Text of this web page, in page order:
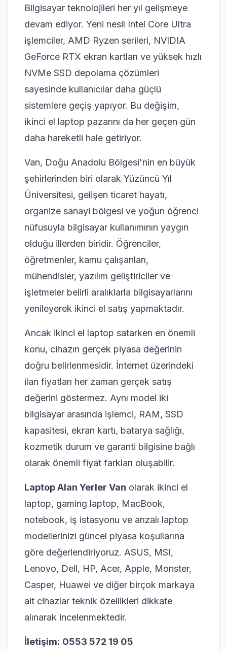
Bilgisayar teknolojileri her yıl gelişmeye
devam ediyor. Yeni nesil Intel Core Ultra
işlemciler, AMD Ryzen serileri, NVIDIA
GeForce RTX ekran kartları ve yüksek hızlı
NVMe SSD depolama çözümleri
sayesinde kullanıcılar daha güçlü
sistemlere geçiş yapıyor. Bu değişim,
ikinci el laptop pazarını da her geçen gün
daha hareketli hale getiriyor.
Van, Doğu Anadolu Bölgesi'nin en büyük
şehirlerinden biri olarak Yüzüncü Yıl
Üniversitesi, gelişen ticaret hayatı,
organize sanayi bölgesi ve yoğun öğrenci
nüfusuyla bilgisayar kullanımının yaygın
olduğu illerden biridir. Öğrenciler,
öğretmenler, kamu çalışanları,
mühendisler, yazılım geliştiriciler ve
işletmeler belirli aralıklarla bilgisayarlarını
yenileyerek ikinci el satış yapmaktadır.
Ancak ikinci el laptop satarken en önemli
konu, cihazın gerçek piyasa değerinin
doğru belirlenmesidir. İnternet üzerindeki
ilan fiyatları her zaman gerçek satış
değerini göstermez. Aynı model iki
bilgisayar arasında işlemci, RAM, SSD
kapasitesi, ekran kartı, batarya sağlığı,
kozmetik durum ve garanti bilgisine bağlı
olarak önemli fiyat farkları oluşabilir.
Laptop Alan Yerler Van olarak ikinci el
laptop, gaming laptop, MacBook,
notebook, iş istasyonu ve arızalı laptop
modellerinizi güncel piyasa koşullarına
göre değerlendiriyoruz. ASUS, MSI,
Lenovo, Dell, HP, Acer, Apple, Monster,
Casper, Huawei ve diğer birçok markaya
ait cihazlar teknik özellikleri dikkate
alınarak incelenmektedir.
İletişim: 0553 572 19 05